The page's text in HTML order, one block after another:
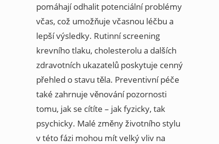
pomáhají odhalit potenciální problémy
včas, což umožňuje včasnou léčbu a
lepší výsledky. Rutinní screening
krevního tlaku, cholesterolu a dalších
zdravotních ukazatelů poskytuje cenný
přehled o stavu těla. Preventivní péče
také zahrnuje věnování pozornosti
tomu, jak se cítíte – jak fyzicky, tak
psychicky. Malé změny životního stylu
v této fázi mohou mít velký vliv na